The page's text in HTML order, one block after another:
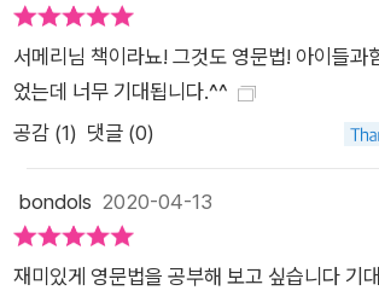
서메리님 책이라뇨! 그것도 영문법! 아이들과
었는데 너무 기대됩니다.^^
공감 (1) 댓글 (0)
bondols 2020-04-13
재미있게 영문법을 공부해 보고 싶습니다 기